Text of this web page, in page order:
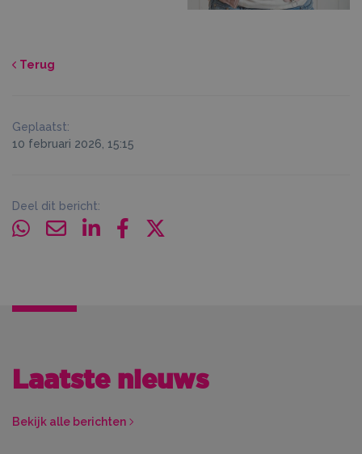
Terug
Geplaatst:
10 februari 2026, 15:15
Deel dit bericht:
Laatste nieuws
Bekijk alle berichten